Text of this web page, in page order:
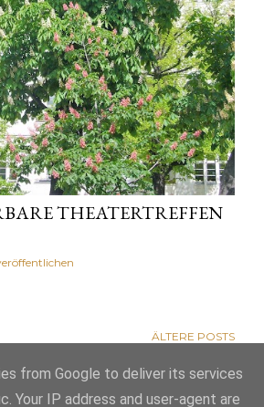
THEATERTREFFEN
ÄLTERE POSTS
from Google to deliver its services
Your IP address and user-agent are